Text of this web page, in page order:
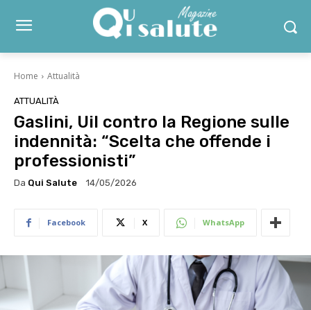
Home Attualità
ATTUALITÀ
Gaslini, Uil contro la Regione sulle
indennità: “Scelta che offende i
professionisti”
Da Qui Salute 14/05/2026
Facebook X WhatsApp